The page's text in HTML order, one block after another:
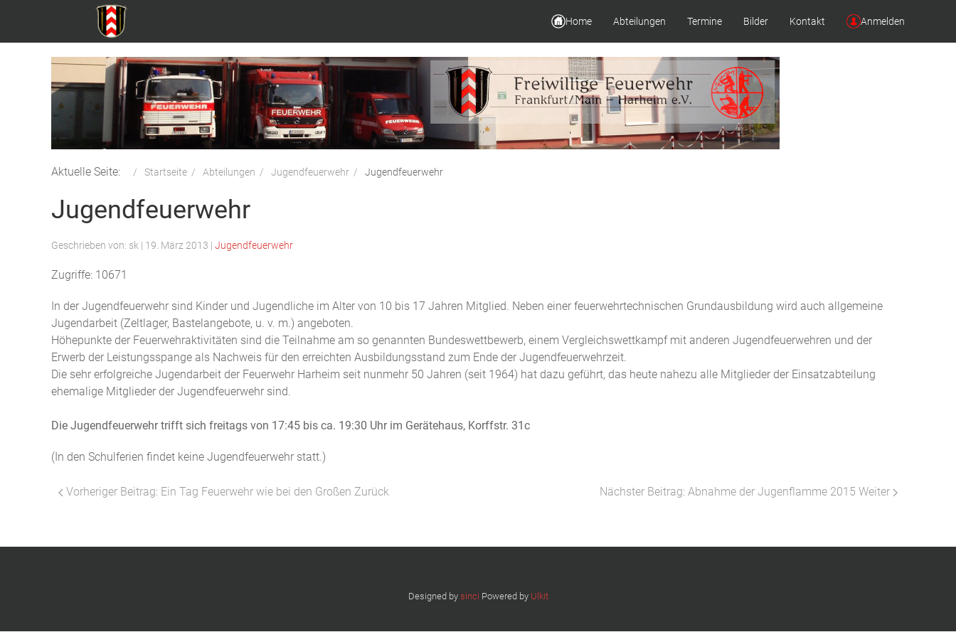
Home Abteilungen Termine Bilder Kontakt Anmelden
Aktuelle Seite: Startseite Abteilungen Jugendfeuerwehr Jugendfeuerwehr
Jugendfeuerwehr
Geschrieben von: sk | 19. März 2013 | Jugendfeuerwehr
Zugriffe: 10671
In der Jugendfeuerwehr sind Kinder und Jugendliche im Alter von 10 bis 17 Jahren Mitglied. Neben einer feuerwehrtechnischen Grundausbildung wird auch allgemeine
Jugendarbeit (Zeltlager, Bastelangebote, u. v. m.) angeboten.
Höhepunkte der Feuerwehraktivitäten sind die Teilnahme am so genannten Bundeswettbewerb, einem Vergleichswettkampf mit anderen Jugendfeuerwehren und der
Erwerb der Leistungsspange als Nachweis für den erreichten Ausbildungsstand zum Ende der Jugendfeuerwehrzeit.
Die sehr erfolgreiche Jugendarbeit der Feuerwehr Harheim seit nunmehr 50 Jahren (seit 1964) hat dazu geführt, das heute nahezu alle Mitglieder der Einsatzabteilung
ehemalige Mitglieder der Jugendfeuerwehr sind.
Die Jugendfeuerwehr trifft sich freitags von 17:45 bis ca. 19:30 Uhr im Gerätehaus, Korffstr. 31c
(In den Schulferien findet keine Jugendfeuerwehr statt.)
Vorheriger Beitrag: Ein Tag Feuerwehr wie bei den Großen Zurück Nächster Beitrag: Abnahme der Jugenflamme 2015 Weiter
Designed by sinci Powered by Ulkit